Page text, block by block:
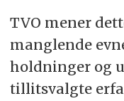
TVO mener
manglende
holdninger og
tillitsvalgte